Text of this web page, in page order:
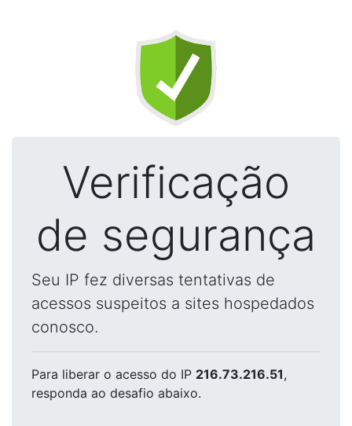
Verificação
de segurança
Seu IP fez diversas tentativas de
acessos suspeitos a sites hospedados
conosco.
Para liberar o acesso do IP 216.73.216.51,
responda ao desafio abaixo.